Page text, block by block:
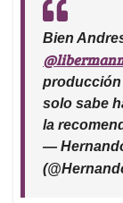
Bien
producción
solo sabe
la
—